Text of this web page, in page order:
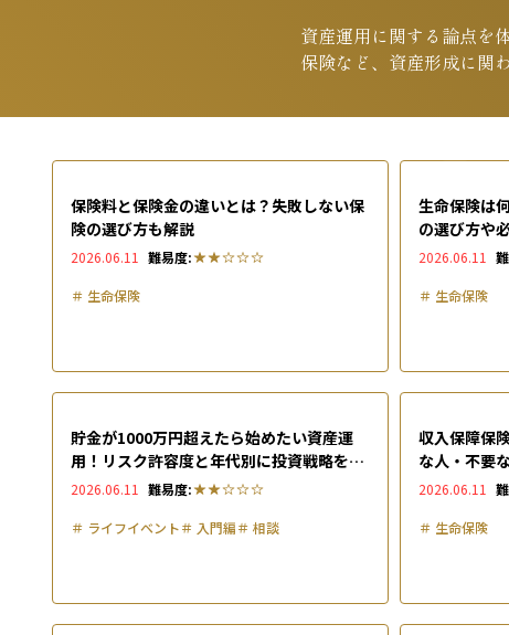
資産運用に関する論点を
保険など、資産形成に関
保険料と保険金の違いとは？失敗しない保
険の選び方も解説
2026.06.11 難易度:
＃ 生命保険
生命保険は
の選び方や
2026.06.11
＃ 生命保険
貯金が1000万円超えたら始めたい資産運
用！リスク許容度と年代別に投資戦略を解
説
2026.06.11 難易度:
＃ ライフイベント＃ 入門編＃ 相談
収入保障保
な人・不要
の考え方とは
2026.06.11
＃ 生命保険